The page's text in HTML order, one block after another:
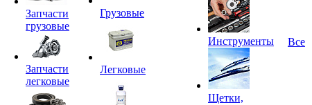
Запчасти
грузовые
Запчасти
легковые
Грузовые
Легковые
Инструменты
Щетки,
Все